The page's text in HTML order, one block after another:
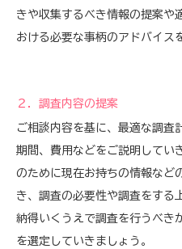
きや収集するべき情報の提案や
おける必要な事柄のアドバイス
２．調査内容の提案
ご相談内容を基に、最適な調査
期間、費用などをご説明してい
のために現在お持ちの情報など
き、調査の必要性や調査をする
納得いくうえで調査を行うべき
を選定していきましょう。